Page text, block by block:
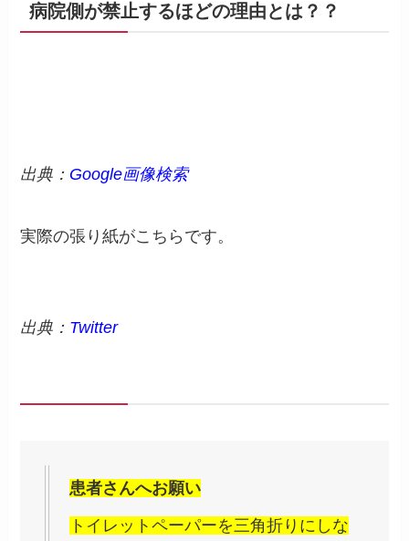
病院側が禁止するほどの理由とは？？
出典： Google画像検索
実際の張り紙がこちらです。
出典： Twitter
患者さんへお願い
トイレットペーパーを三角折りにしな